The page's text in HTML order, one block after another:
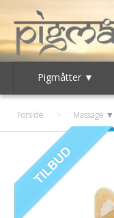
Pigmåtter ▼
Forside > Massage ▼